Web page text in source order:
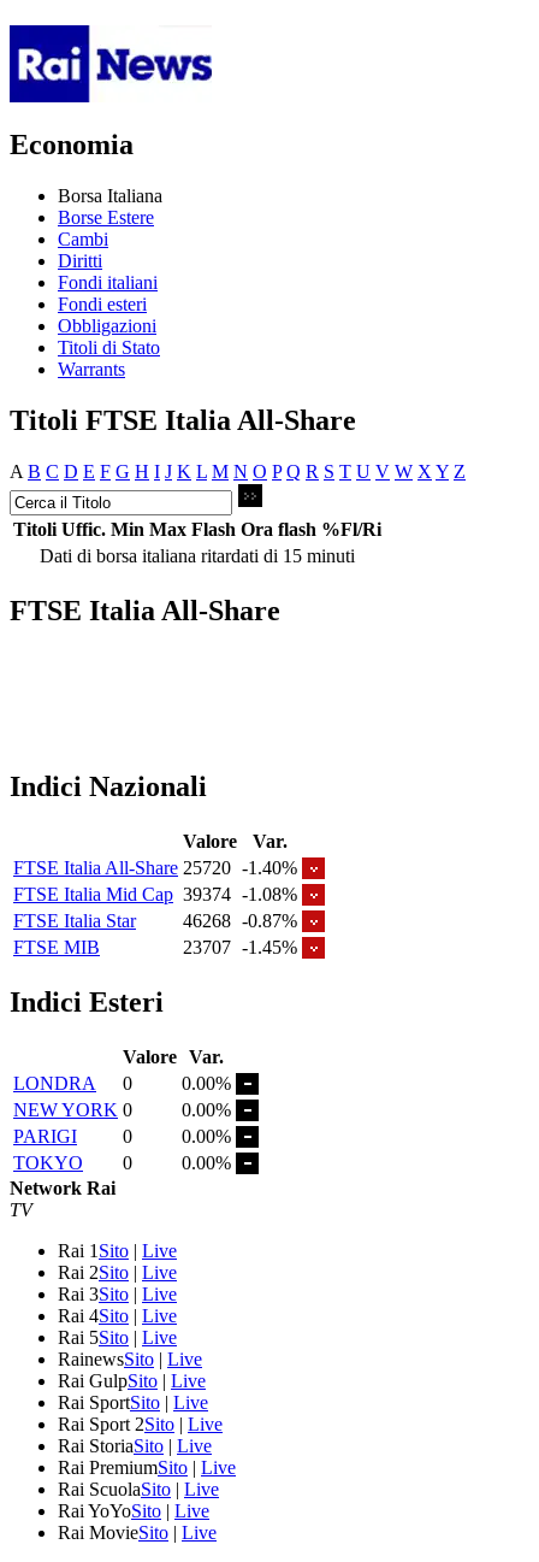
Economia
Borsa Italiana
Borse Estere
Cambi
Diritti
Fondi italiani
Fondi esteri
Obbligazioni
Titoli di Stato
Warrants
Titoli FTSE Italia All-Share
A B C D E F G H I J K L M N O P Q R S T U V W X Y Z
Titoli Uffic. Min Max Flash Ora flash %Fl/Ri
Dati di borsa italiana ritardati di 15 minuti
FTSE Italia All-Share
Indici Nazionali
Valore
Var.
FTSE Italia All-Share 25720 -1.40%
FTSE Italia Mid Cap 39374 -1.08%
FTSE Italia Star
46268 -0.87%
FTSE MIB
23707 -1.45%
Indici Esteri
Valore Var.
LONDRA
0
0.00%
NEW YORK 0
0.00%
PARIGI
0
0.00%
TOKYO
0
0.00%
Network Rai
TV
Rai 1 Sito | Live
Rai 2Sito | Live
Rai 3Sito | Live
Rai 4Sito | Live
Rai 5Sito | Live
RainewsSito | Live
Rai GulpSito | Live
Rai SportSito | Live
Rai Sport 2Sito | Live
Rai StoriaSito | Live
Rai PremiumSito | Live
Rai ScuolaSito | Live
Rai YoYoSito | Live
Rai MovieSito | Live